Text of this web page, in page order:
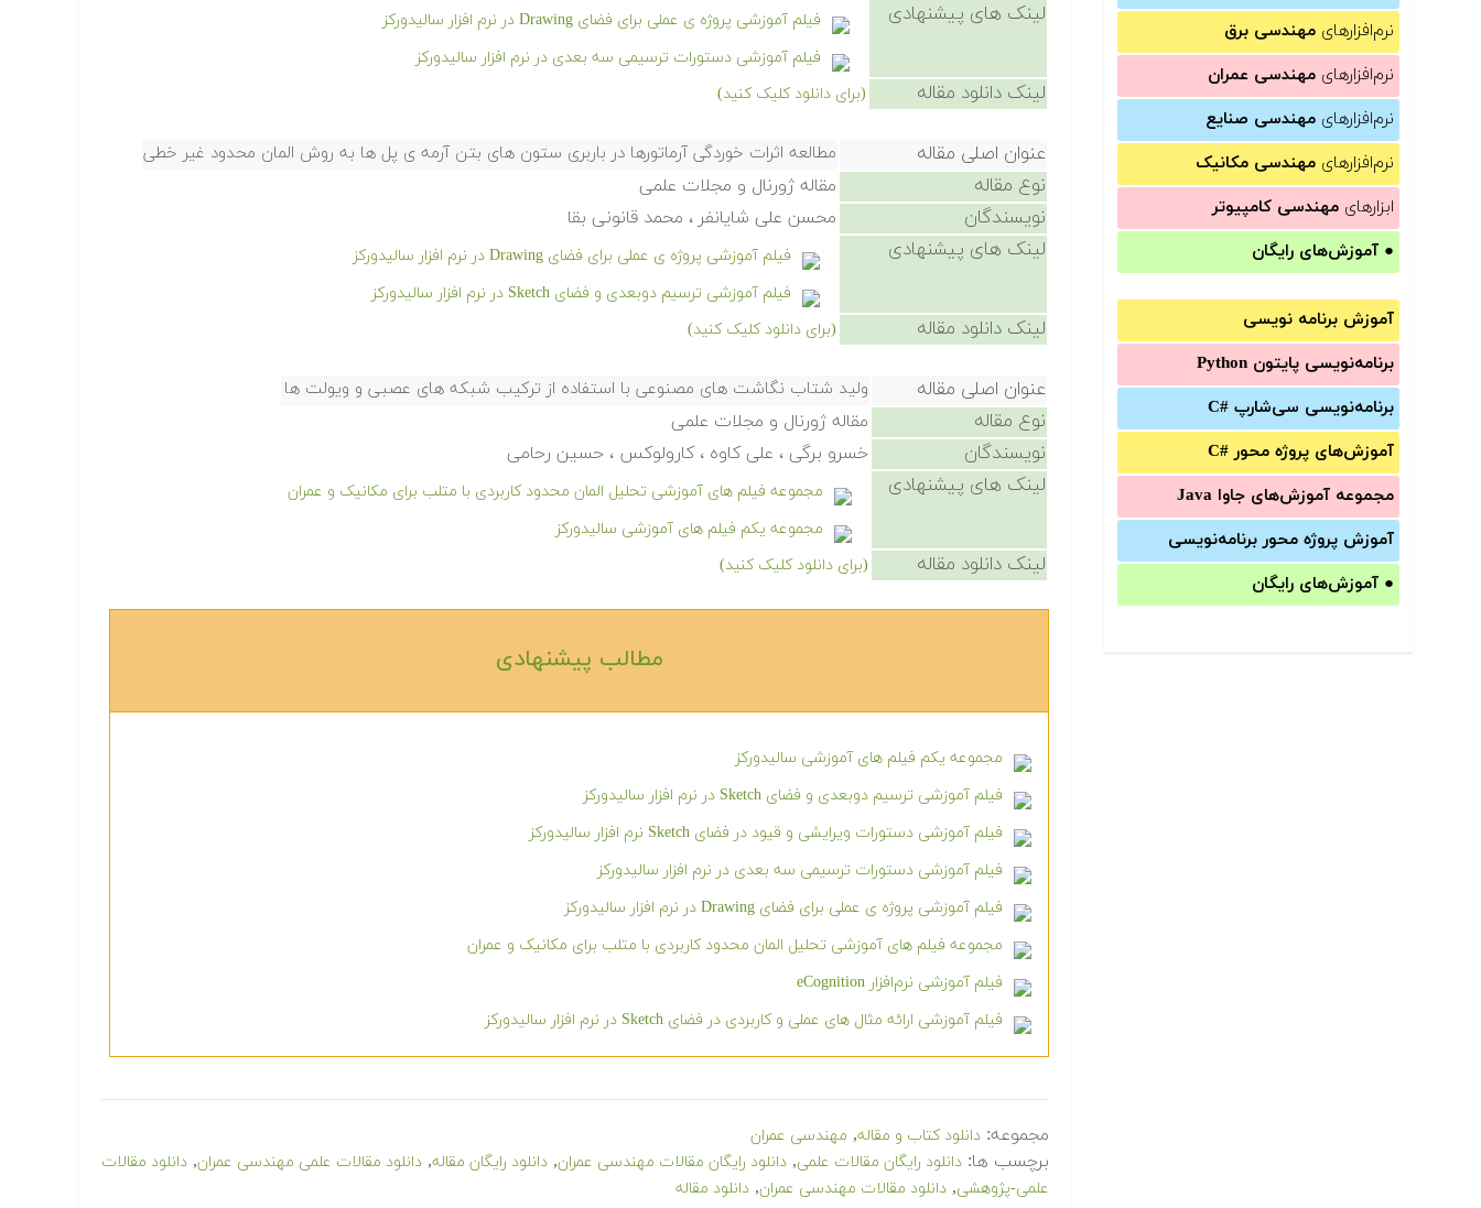
نرم‌افزارهای مهندسی برق
نرم‌افزارهای مهندسی عمران
نرم‌افزارهای مهندسی صنایع
نرم‌افزارهای مهندسی مکانیک
ابزارهای مهندسی کامپیوتر
● آموزش‌های رایگان
آموزش برنامه نویسی
برنامه‌نویسی پایتون Python
برنامه‌‌نویسی سی‌شارپ C#‎
آموزش‌های پروژه محور #C
مجموعه آموزش‌های جاوا Java
آموزش‌ پروژه محور برنامه‌نویسی
● آموزش‌های رایگان
لینک های پیشنهادی
فیلم آموزشی پروژه ی عملی برای فضای Drawing در نرم افزار سالیدورکز
فیلم آموزشی دستورات ترسیمی سه بعدی در نرم افزار سالیدورکز
لینک دانلود مقاله (برای دانلود کلیک کنید)
عنوان اصلی مقاله مطالعه اثرات خوردگی آرماتورها در باربری ستون های بتن آرمه ی پل ها به روش المان محدود غیر خطی
نوع مقاله مقاله ژورنال و مجلات علمی
نویسندگان محسن علی شایانفر ، محمد قانونی بقا
لینک های پیشنهادی
فیلم آموزشی پروژه ی عملی برای فضای Drawing در نرم افزار سالیدورکز
فیلم آموزشی ترسیم دوبعدی و فضای Sketch در نرم افزار سالیدورکز
لینک دانلود مقاله (برای دانلود کلیک کنید)
عنوان اصلی مقاله ولید شتاب نگاشت های مصنوعی با استفاده از ترکیب شبکه های عصبی و ویولت ها
نوع مقاله مقاله ژورنال و مجلات علمی
نویسندگان خسرو برگی ، علی کاوه ، کارولوکس ، حسین رحامی
لینک های پیشنهادی
مجموعه فیلم های آموزشی تحلیل المان محدود کاربردی با متلب برای مکانیک و عمران
مجموعه یکم فیلم های آموزشی سالیدورکز
لینک دانلود مقاله (برای دانلود کلیک کنید)
مطالب پیشنهادی‎
مجموعه یکم فیلم های آموزشی سالیدورکز
فیلم آموزشی ترسیم دوبعدی و فضای Sketch در نرم افزار سالیدورکز
فیلم آموزشی دستورات ویرایشی و قیود در فضای Sketch نرم افزار سالیدورکز
فیلم آموزشی دستورات ترسیمی سه بعدی در نرم افزار سالیدورکز
فیلم آموزشی پروژه ی عملی برای فضای Drawing در نرم افزار سالیدورکز
مجموعه فیلم های آموزشی تحلیل المان محدود کاربردی با متلب برای مکانیک و عمران
فیلم آموزشی نرم‌افزار eCognition
فیلم آموزشی ارائه مثال های عملی و کاربردی در فضای Sketch در نرم افزار سالیدورکز
مجموعه: دانلود کتاب و مقاله, مهندسی عمران
برچسب ها: دانلود رایگان مقالات علمی, دانلود رایگان مقالات مهندسی عمران, دانلود رایگان مقاله, دانلود مقالات علمی مهندسی عمران, دانلود مقالات
علمی-پژوهشی, دانلود مقالات مهندسی عمران, دانلود مقاله